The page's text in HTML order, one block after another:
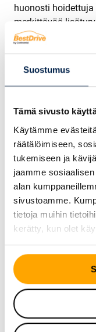
Suostumus
Tämä sivusto
Käytämme
räätälöimiseen,
tukemiseen ja
jaamme
alan
sivustoamme.
tietoja muihin
kerätty, kun olet
huonosti
merkittävää
Maantieteellisesti
joissa talvet ovat
joissa lämpötilat
monelle
hoidetaan
hyvin.
Ajotavat
epävarmuutta
turvallisuuden,
Kuljettajat, jotka
kuljettavat
Kitkarenkaat voivat
hyvin hoidetuilla
ovat useimmiten
jotka arvostavat
pienempää